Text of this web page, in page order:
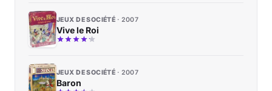
JEUX DE SOCIÉTÉ 2007
Vive le Roi
JEUX DE SOCIÉTÉ 2007
Baron